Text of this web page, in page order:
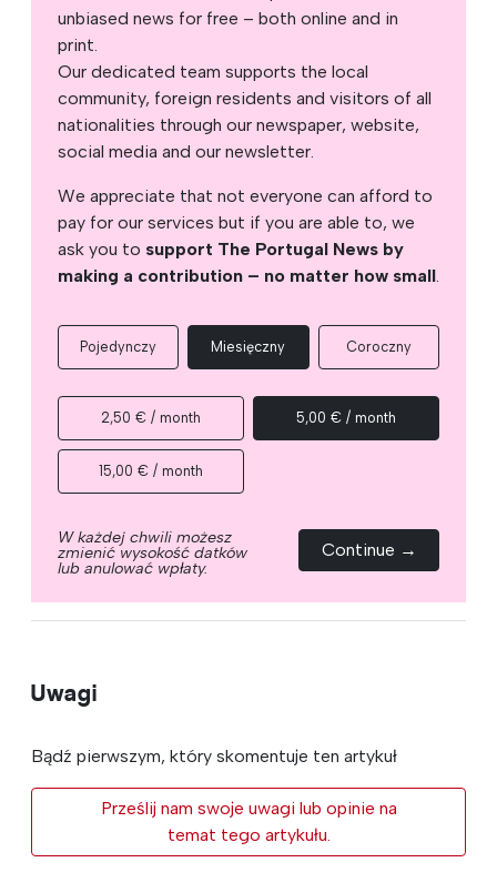
unbiased news for free – both online and in
print.
Our dedicated team supports the local
community, foreign residents and visitors of all
nationalities through our newspaper, website,
social media and our newsletter.
We appreciate that not everyone can afford to
pay for our services but if you are able to, we
ask you to support The Portugal News by
making a contribution – no matter how small
Pojedynczy Miesięczny Coroczny
2,50 € / month 5,00 € / month
15,00 € / month
W każdej chwili możesz
zmienić wysokość datków
lub anulować wpłaty.
Continue →
Uwagi
Bądź pierwszym, który skomentuje ten artykuł
Prześlij nam swoje uwagi lub opinie na
temat tego artykułu.